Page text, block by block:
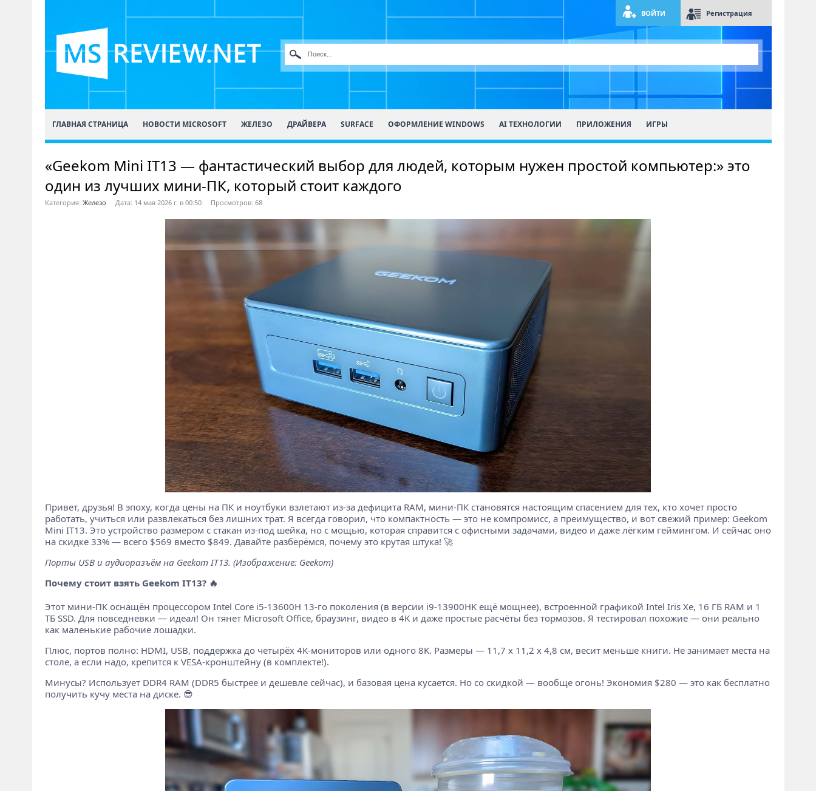
ВОЙТИ Регистрация
ГЛАВНАЯ СТРАНИЦА НОВОСТИ MICROSOFT ЖЕЛЕЗО ДРАЙВЕРА SURFACE ОФОРМЛЕНИЕ WINDOWS AI ТЕХНОЛОГИИ ПРИЛОЖЕНИЯ ИГРЫ
«Geekom Mini IT13 — фантастический выбор для людей, которым нужен простой компьютер:» это
один из лучших мини-ПК, который стоит каждого
Категория: Железо Дата: 14 мая 2026 г. в 00:50 Просмотров: 68
Привет, друзья! В эпоху, когда цены на ПК и ноутбуки взлетают из-за дефицита RAM, мини-ПК становятся настоящим спасением для тех, кто хочет просто
работать, учиться или развлекаться без лишних трат. Я всегда говорил, что компактность — это не компромисс, а преимущество, и вот свежий пример: Geekom
Mini IT13. Это устройство размером с стакан из-под шейка, но с мощью, которая справится с офисными задачами, видео и даже лёгким геймингом. И сейчас оно
на скидке 33% — всего $569 вместо $849. Давайте разберёмся, почему это крутая штука! 🚀
Порты USB и аудиоразъём на Geekom IT13. (Изображение: Geekom)
Почему стоит взять Geekom IT13? 🔥
Этот мини-ПК оснащён процессором Intel Core i5-13600H 13-го поколения (в версии i9-13900HK ещё мощнее), встроенной графикой Intel Iris Xe, 16 ГБ RAM и 1
ТБ SSD. Для повседневки — идеал! Он тянет Microsoft Office, браузинг, видео в 4K и даже простые расчёты без тормозов. Я тестировал похожие — они реально
как маленькие рабочие лошадки.
Плюс, портов полно: HDMI, USB, поддержка до четырёх 4K-мониторов или одного 8K. Размеры — 11,7 x 11,2 x 4,8 см, весит меньше книги. Не занимает места на
столе, а если надо, крепится к VESA-кронштейну (в комплекте!).
Минусы? Использует DDR4 RAM (DDR5 быстрее и дешевле сейчас), и базовая цена кусается. Но со скидкой — вообще огонь! Экономия $280 — это как бесплатно
получить кучу места на диске. 😎